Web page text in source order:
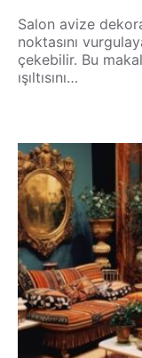
Salon avize
noktasını
çekebilir. Bu
ışıltısını…